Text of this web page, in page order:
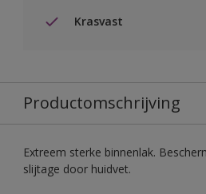
Krasvast
Productomschrijving
Extreem sterke binnenlak.
slijtage door huidvet.